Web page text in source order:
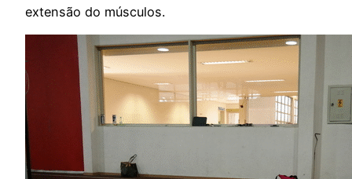
extensão do músculos.